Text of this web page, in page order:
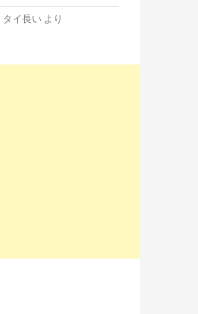
タイ長い より